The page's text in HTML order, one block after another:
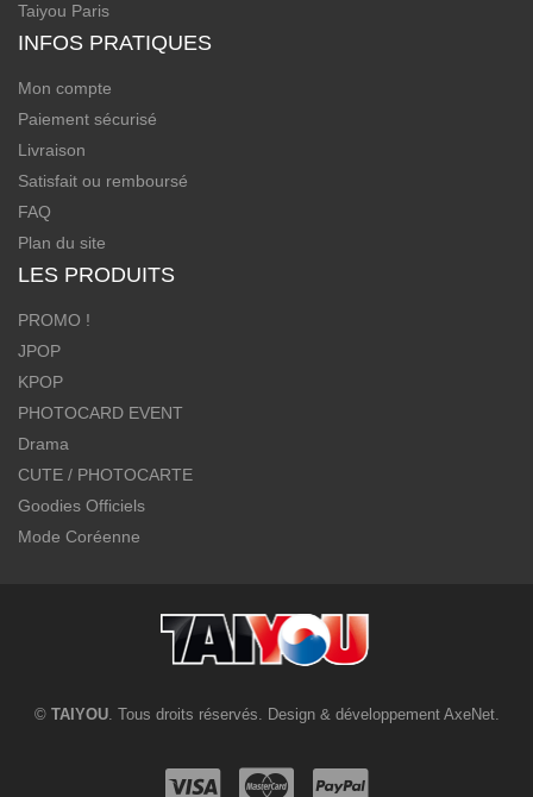
Taiyou Paris
INFOS PRATIQUES
Mon compte
Paiement sécurisé
Livraison
Satisfait ou remboursé
FAQ
Plan du site
LES PRODUITS
PROMO !
JPOP
KPOP
PHOTOCARD EVENT
Drama
CUTE / PHOTOCARTE
Goodies Officiels
Mode Coréenne
© TAIYOU. Tous droits réservés. Design & développement AxeNet.